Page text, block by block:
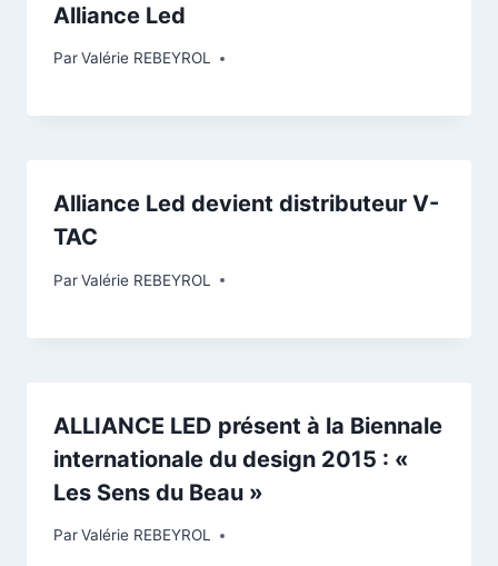
Alliance Led
ParValérie REBEYROL
Alliance Led devient distributeur V-
TAC
ParValérie REBEYROL
ALLIANCE LED présent à la Biennale
internationale du design 2015 : «
Les Sens du Beau »
ParValérie REBEYROL